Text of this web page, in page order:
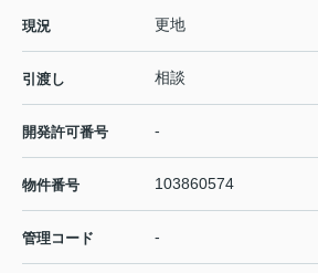
現況 更地
引渡し 相談
開発許可番号 -
物件番号 103860574
管理コード -